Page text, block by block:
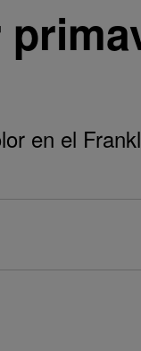
en el